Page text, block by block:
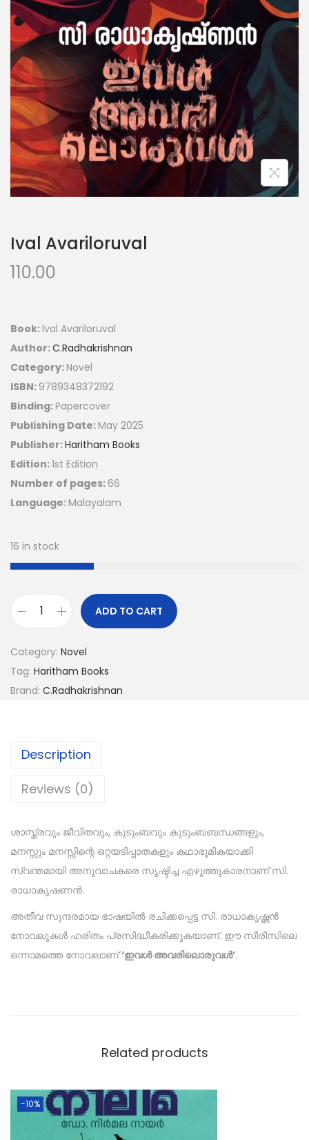
Ival Avariloruval
110.00
Book: Ival Avariloruval
Author:C.Radhakrishnan
Category: Novel
ISBN: 9789348372192
Binding: Papercover
Publishing Date: May 2025
Publisher:Haritham Books
Edition:1st Edition
Number of pages: 66
Language: Malayalam
16 in stock
ADD TO CART
Category: Novel
Tag: Haritham Books
Brand: C.Radhakrishnan
Description
Reviews (0)
ശാസ്ത്രവും ജീവിതവും, കുടുംബവും കുടുംബബന്ധങ്ങളും,
മനസ്സും മനസ്സിന്റെ ഒറ്റയടിപ്പാതകളും കഥാഭൂമികയാക്കി
സ്വന്തമായി അനുവാചകരെ സൃഷ്ടിച്ച എഴുത്തുകാരനാണ് സി.
രാധാകൃഷണൻ.
അതീവ സുന്ദരമായ ഭാഷയിൽ രചിക്കപ്പെട്ട സി. രാധാകൃഷ്ണൻ
നോവലുകൾ ഹരിതം പ്രസിദ്ധീകരിക്കുകയാണ്. ഈ സീരീസിലെ
ഒന്നാമത്തെ നോവലാണ്‘ഇവൾ അവരിലൊരുവൾ’.
Related products
-10%